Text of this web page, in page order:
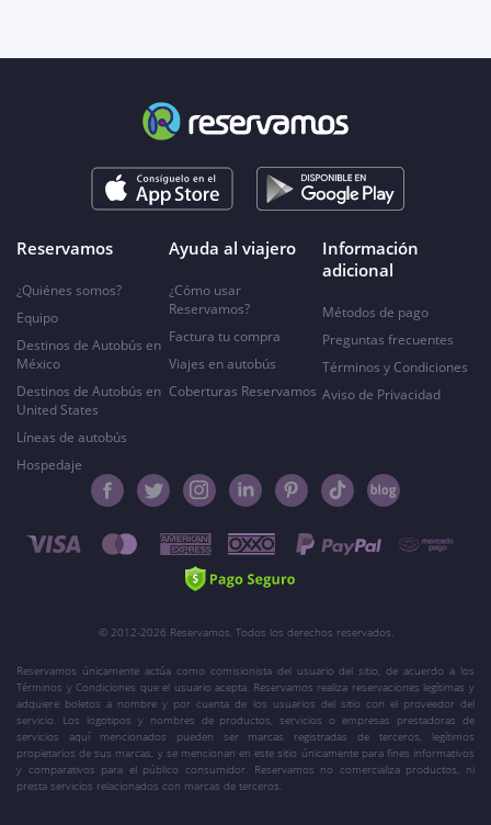
Reservamos
¿Quiénes somos?
Equipo
Destinos de Autobús en
México
Destinos de Autobús en
United States
Líneas de autobús
Hospedaje
Ayuda al viajero
¿Cómo usar
Reservamos?
Factura tu compra
Viajes en autobús
Coberturas Reservamos
Información
adicional
Métodos de pago
Preguntas frecuentes
Términos y Condiciones
Aviso de Privacidad
© 2012-2026 Reservamos. Todos los derechos reservados.
Reservamos únicamente actúa como comisionista del usuario del sitio, de acuerdo a los
Términos y Condiciones que el usuario acepta. Reservamos realiza reservaciones legítimas y
adquiere boletos a nombre y por cuenta de los usuarios del sitio con el proveedor del
servicio. Los logotipos y nombres de productos, servicios o empresas prestadoras de
servicios aquí mencionados pueden ser marcas registradas de terceros, legítimos
propietarios de sus marcas, y se mencionan en este sitio únicamente para fines informativos
y comparativos para el público consumidor. Reservamos no comercializa productos, ni
presta servicios relacionados con marcas de terceros.